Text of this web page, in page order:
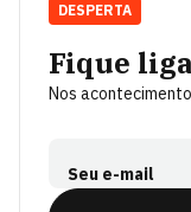
Fique
Nos
Seu e-mail
DESPERTA